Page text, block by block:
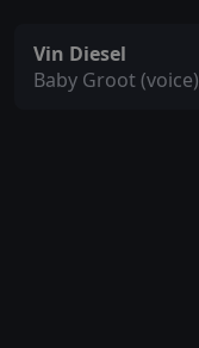
Vin Diesel
Baby Groot (voice)